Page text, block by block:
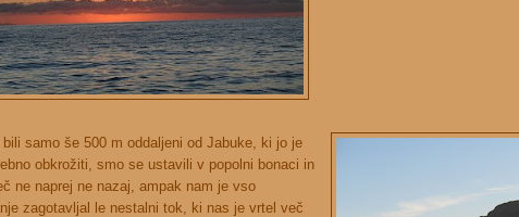
bili samo še 500 m oddaljeni od Jabuke, ki jo je
obkrožiti, smo se ustavili v popolni bonaci in
ne naprej ne nazaj, ampak nam je vso
zagotavljal le nestalni tok, ki nas je vrtel več